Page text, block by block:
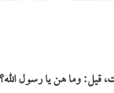
قيل: وما هن يا رسول